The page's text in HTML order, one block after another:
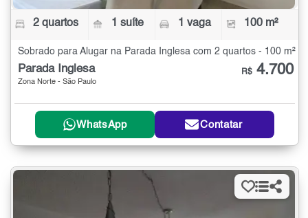
2 quartos 1 suíte 1 vaga 100 m²
Sobrado para Alugar na Parada Inglesa com 2 quartos - 100 m²
Parada Inglesa
Zona Norte - São Paulo
R$ 4.700
WhatsApp Contatar